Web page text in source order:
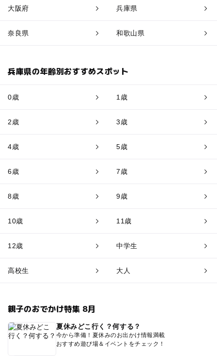
大阪府 兵庫県
奈良県 和歌山県
兵庫県の年齢別おすすめスポット
0歳 1歳
2歳 3歳
4歳 5歳
6歳 7歳
8歳 9歳
10歳 11歳
12歳 中学生
高校生 大人
親子のおでかけ特集 8月
夏休みどこ行く？何する？
今から準備！夏休みのお出かけ情報満載
おすすめ遊び場＆イベントをチェック！